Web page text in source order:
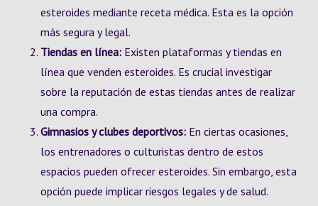
esteroides mediante receta médica. Esta es la opción
más segura y legal.
Tiendas en línea:Existen plataformas y tiendas en
línea que venden esteroides. Es crucial investigar
sobre la reputación de estas tiendas antes de realizar
una compra.
Gimnasios y clubes deportivos:En ciertas ocasiones,
los entrenadores o culturistas dentro de estos
espacios pueden ofrecer esteroides. Sin embargo, esta
opción puede implicar riesgos legales y de salud.